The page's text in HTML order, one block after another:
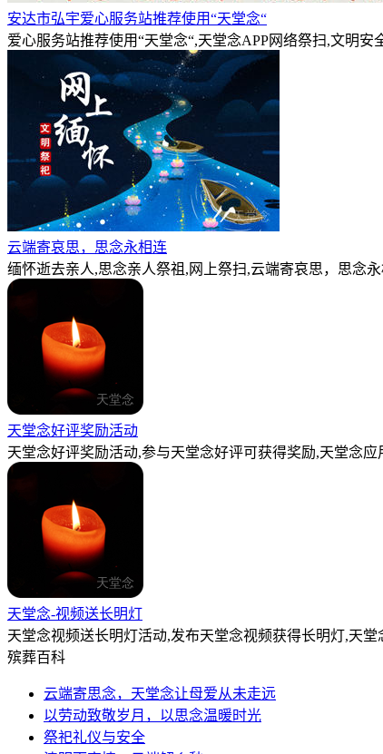
安达市弘宇爱心服务站推荐使用“天堂念“
爱心服务站推荐使用“天堂念“,天堂念APP网络祭扫,文明
云端寄哀思，思念永相连
缅怀逝去亲人,思念亲人祭祖,网上祭扫,云端寄哀思，思念
天堂念好评奖励活动
天堂念好评奖励活动,参与天堂念好评可获得奖励,天堂念
天堂念-视频送长明灯
天堂念视频送长明灯活动,发布天堂念视频获得长明灯,天
殡葬百科
云端寄思念，天堂念让母爱从未走远
以劳动致敬岁月，以思念温暖时光
祭祀礼仪与安全